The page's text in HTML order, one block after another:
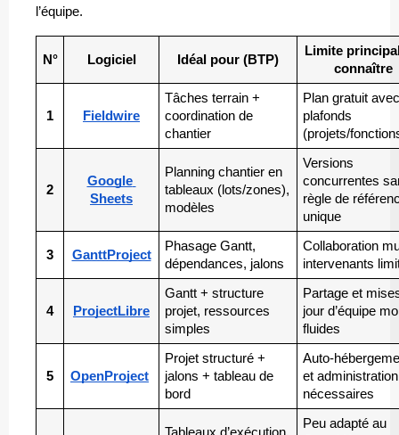
l’équipe.
N° Logiciel Idéal pour (BTP)
Limite
connaître
1 Fieldwire
Tâches terrain +
coordination de
chantier
Plan gratuit
plafonds
(projets/
2
Google
Sheets
Planning chantier en
tableaux (lots/zones),
modèles
Versions
concurrentes
règle de
unique
3 GanttProject
Phasage Gantt,
dépendances, jalons
Collaboration
intervenants
4 ProjectLibre
Gantt + structure
projet, ressources
simples
Partage et
jour d’équipe
fluides
5 OpenProject
Projet structuré +
jalons + tableau de
bord
Auto-
et administration
nécessaires
Tableaux d’exécution,
Peu adapté au